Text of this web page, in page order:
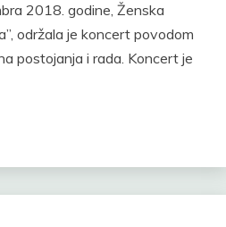
2018. godine, Ženska
održala je koncert povodom
postojanja i rada. Koncert je